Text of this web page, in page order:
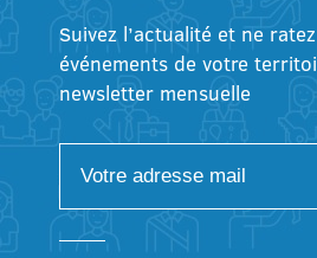
Suivez l’actualité et ne
événements de votre
newsletter mensuelle